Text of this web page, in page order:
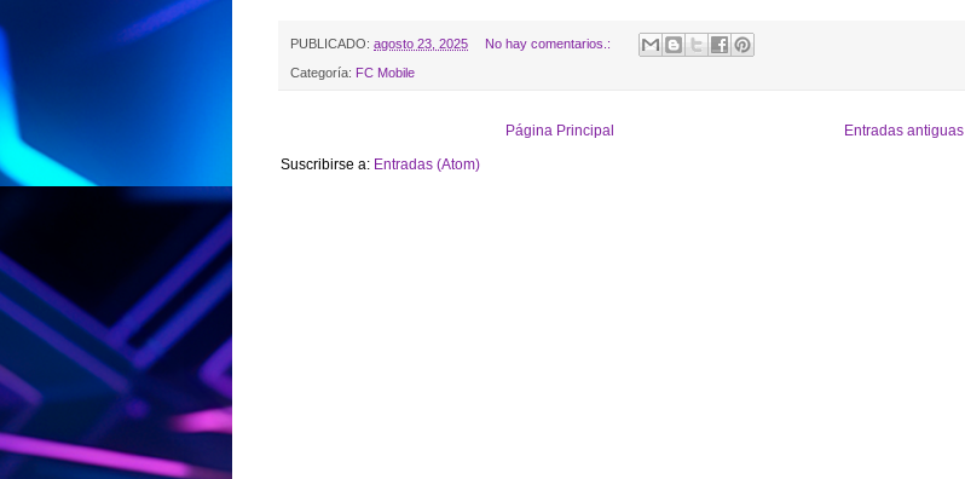
PUBLICADO: agosto 23, 2025 No hay comentarios.:
Categoría: FC Mobile
Entradas antiguas
Página Principal
Suscribirse a: Entradas (Atom)